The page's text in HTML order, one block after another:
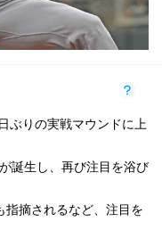
ぶりの実戦マウンドに上
誕生し、再び注目を浴び
摘されるなど、注目を